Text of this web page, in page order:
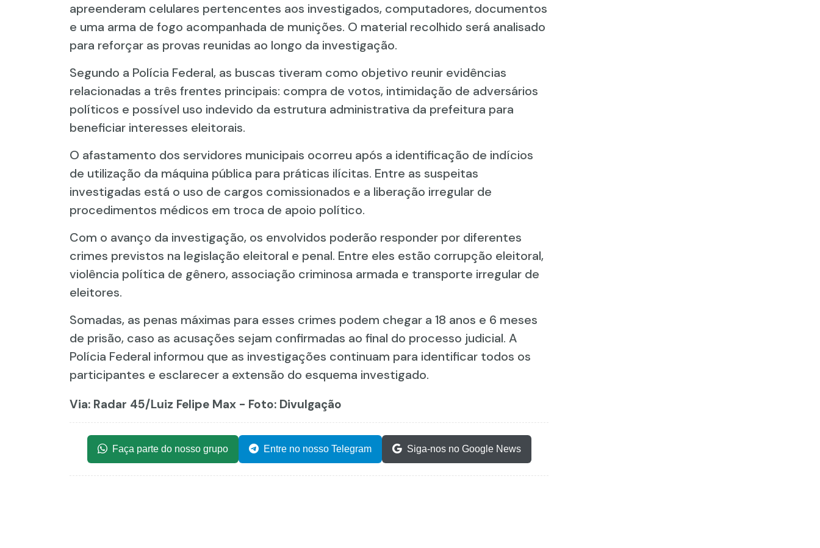
apreenderam celulares pertencentes aos investigados, computadores, documentos
e uma arma de fogo acompanhada de munições. O material recolhido será analisado
para reforçar as provas reunidas ao longo da investigação.
Segundo a Polícia Federal, as buscas tiveram como objetivo reunir evidências
relacionadas a três frentes principais: compra de votos, intimidação de adversários
políticos e possível uso indevido da estrutura administrativa da prefeitura para
beneficiar interesses eleitorais.
O afastamento dos servidores municipais ocorreu após a identificação de indícios
de utilização da máquina pública para práticas ilícitas. Entre as suspeitas
investigadas está o uso de cargos comissionados e a liberação irregular de
procedimentos médicos em troca de apoio político.
Com o avanço da investigação, os envolvidos poderão responder por diferentes
crimes previstos na legislação eleitoral e penal. Entre eles estão corrupção eleitoral,
violência política de gênero, associação criminosa armada e transporte irregular de
eleitores.
Somadas, as penas máximas para esses crimes podem chegar a 18 anos e 6 meses
de prisão, caso as acusações sejam confirmadas ao final do processo judicial. A
Polícia Federal informou que as investigações continuam para identificar todos os
participantes e esclarecer a extensão do esquema investigado.
Via: Radar 45/Luiz Felipe Max - Foto: Divulgação
Faça parte do nosso grupo Entre no nosso Telegram Siga-nos no Google News